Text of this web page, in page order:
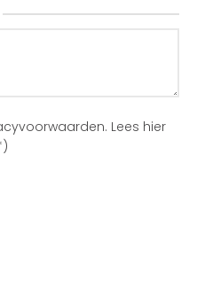
Lees hier